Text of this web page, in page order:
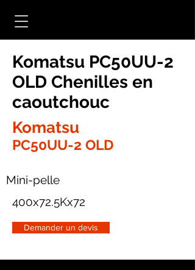
Komatsu PC50UU-2
OLD Chenilles en
caoutchouc
Komatsu
PC50UU-2 OLD
Mini-pelle
400x72.5Kx72
Demander un devis